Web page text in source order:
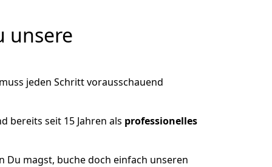
unsere
jeden Schritt vorausschauend
bereits seit 15 Jahren als professionelles
magst, buche doch einfach unseren